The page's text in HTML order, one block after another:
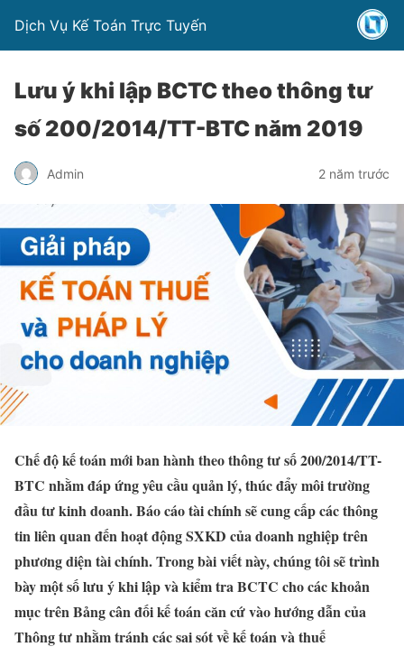
Dịch Vụ Kế Toán Trực Tuyến
Lưu ý khi lập BCTC theo thông tư
số 200/2014/TT-BTC năm 2019
Admin 2 năm trước
Chế độ kế toán mới ban hành theo thông tư số 200/2014/TT-
BTC nhằm đáp ứng yêu cầu quản lý, thúc đẩy môi trường
đầu tư kinh doanh. Báo cáo tài chính sẽ cung cấp các thông
tin liên quan đến hoạt động SXKD của doanh nghiệp trên
phương diện tài chính. Trong bài viết này, chúng tôi sẽ trình
bày một số lưu ý khi lập và kiểm tra BCTC cho các khoản
mục trên Bảng cân đối kế toán căn cứ vào hướng dẫn của
Thông tư nhằm tránh các sai sót về kế toán và thuế